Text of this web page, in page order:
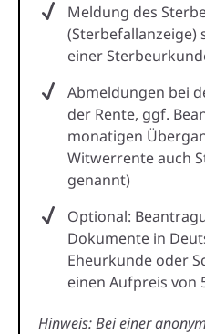
Meldung des
(Sterbefallanzeige)
einer
Abmeldungen bei
der Rente, ggf.
monatigen
Witwerrente auch
genannt)
Optional:
Dokumente in
Eheurkunde oder
einen Aufpreis von
Hinweis: Bei einer